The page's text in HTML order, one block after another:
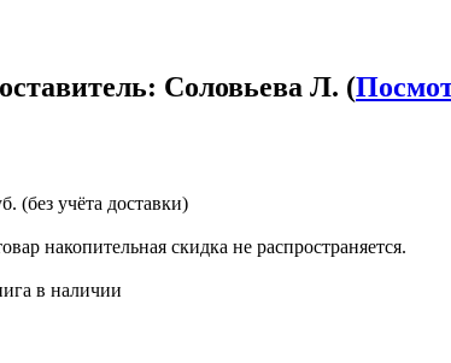
Соловьева Л. (
(без учёта доставки)
накопительная скидка не распространяется.
в наличии